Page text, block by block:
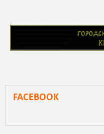
FACEBOOK